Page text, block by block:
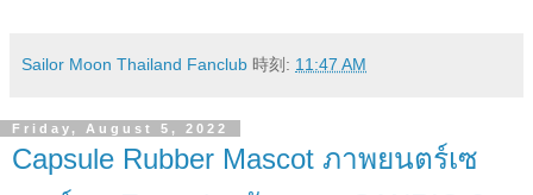
Sailor Moon Thailand Fanclub 時刻: 11:47 AM
Friday, August 5, 2022
Capsule Rubber Mascot ภาพยนตร์เซ